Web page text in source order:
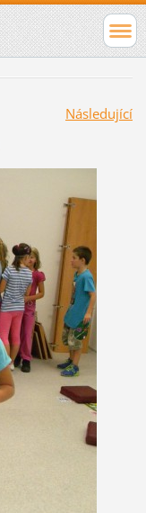
Následující